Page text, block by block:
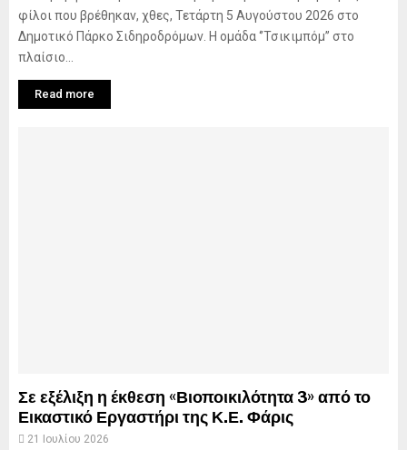
φίλοι που βρέθηκαν, χθες, Τετάρτη 5 Αυγούστου 2026 στο
Δημοτικό Πάρκο Σιδηροδρόμων. Η ομάδα ‘’Τσικιμπόμ’’ στο
πλαίσιο...
Read more
Σε εξέλιξη η έκθεση «Βιοποικιλότητα 3» από το
Εικαστικό Εργαστήρι της Κ.Ε. Φάρις
21 Ιουλίου 2026